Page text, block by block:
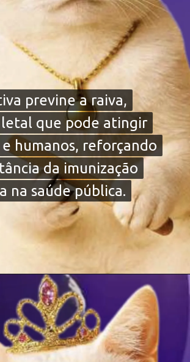
previne a raiva,
letal que pode atingir
e humanos, reforçando
da imunização
na saúde pública.
previne a raiva,
letal que pode atingir
e humanos, reforçando
da imunização
na saúde pública.